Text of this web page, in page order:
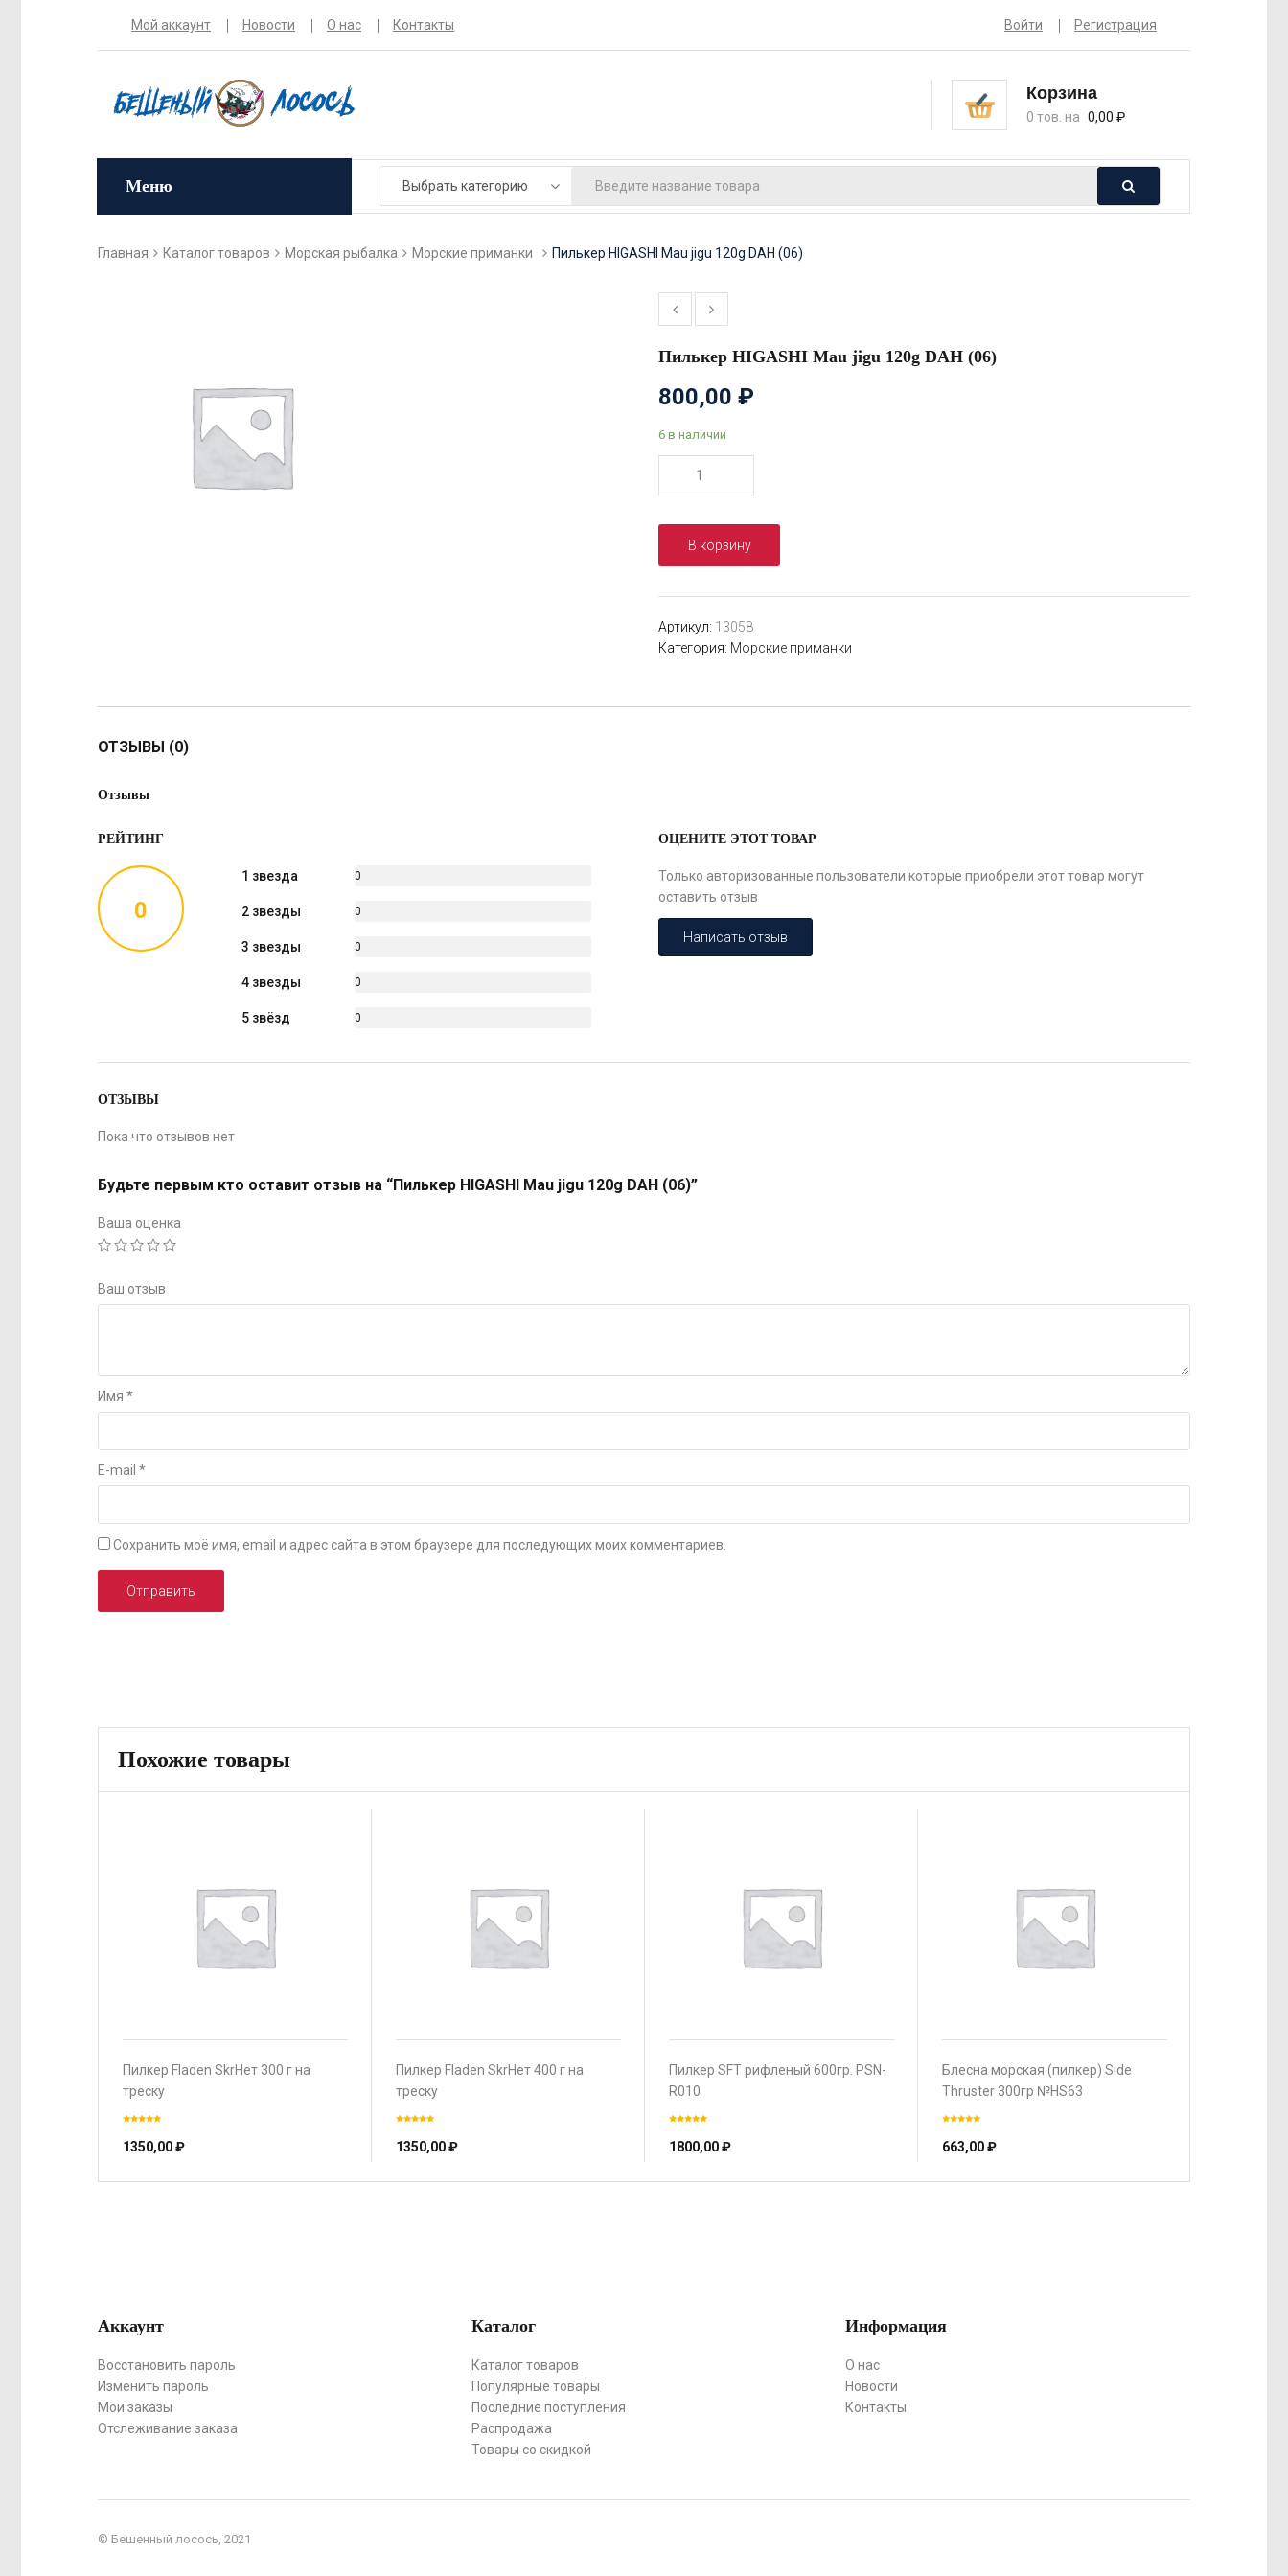
Мой аккаунт Новости О нас Контакты Войти Регистрация
Корзина
0 тов. на 0,00 ₽
Меню
Главная Каталог товаров Морская рыбалка Морские приманки Пилькер HIGASHI Mau jigu 120g DAH (06)
Пилькер HIGASHI Mau jigu 120g DAH (06)
800,00 ₽
6 в наличии
HIGASHI
jigu
(06)
В корзину
Артикул: 13058
Категория: Морские приманки
ОТЗЫВЫ (0)
Отзывы
РЕЙТИНГ
0
1 звезда
0
2 звезды
0
3 звезды
0
4 звезды
0
5 звёзд
0
ОЦЕНИТЕ ЭТОТ ТОВАР
Только авторизованные пользователи которые приобрели этот товар могут
оставить отзыв
Написать отзыв
ОТЗЫВЫ
Пока что отзывов нет
Будьте первым кто оставит отзыв на “Пилькер HIGASHI Mau jigu 120g DAH (06)”
Ваша оценка
Ваш отзыв
Имя *
E-mail *
Сохранить моё имя, email и адрес сайта в этом браузере для последующих моих комментариев.
Похожие товары
Пилкер Fladen SkrНет 300 г на
треску
1350,00₽
Пилкер Fladen SkrНет 400 г на
треску
1350,00₽
Пилкер SFT рифленый 600гр. PSN-
R010
1800,00₽
Блесна морская (пилкер) Side
Thruster 300гр №HS63
663,00₽
Аккаунт
Восстановить пароль
Изменить пароль
Мои заказы
Отслеживание заказа
Каталог
Каталог товаров
Популярные товары
Последние поступления
Распродажа
Товары со скидкой
Информация
О нас
Новости
Контакты
© Бешенный лосось, 2021